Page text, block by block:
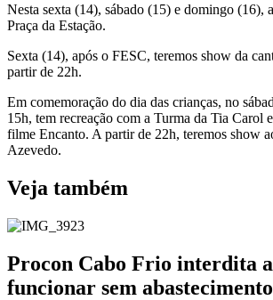
Nesta sexta (14), sábado (15) e domingo (16),
Praça da Estação.
Sexta (14), após o FESC, teremos show da
partir de 22h.
Em comemoração do dia das crianças, no
15h, tem recreação com a Turma da Tia Carol
filme Encanto. A partir de 22h, teremos show
Azevedo.
Veja também
Procon Cabo Frio interdita
funcionar sem